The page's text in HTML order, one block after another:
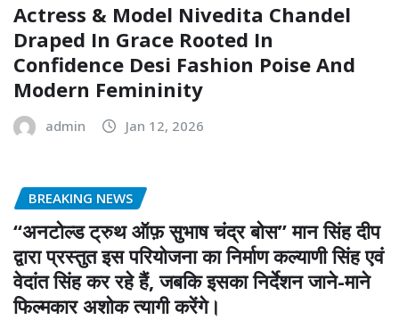
Actress & Model Nivedita Chandel
Draped In Grace Rooted In
Confidence Desi Fashion Poise And
Modern Femininity
admin Jan 12, 2026
BREAKING NEWS
“अनटोल्ड ट्रुथ ऑफ़ सुभाष चंद्र बोस” मान सिंह दीप
द्वारा प्रस्तुत इस परियोजना का निर्माण कल्याणी सिंह एवं
वेदांत सिंह कर रहे हैं, जबकि इसका निर्देशन जाने-माने
फिल्मकार अशोक त्यागी करेंगे।